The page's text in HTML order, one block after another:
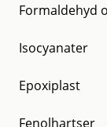
Formaldehyd
Isocyanater
Epoxiplast
Fenolhartser